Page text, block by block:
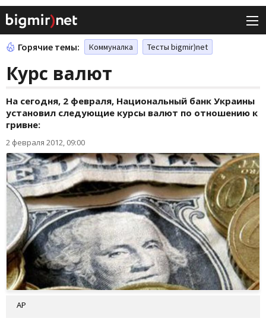
Горячие темы: Коммуналка Тесты bigmir)net
Курс валют
На сегодня, 2 февраля, Национальный банк Украины
установил следующие курсы валют по отношению к
гривне:
2 февраля 2012, 09:00
AP